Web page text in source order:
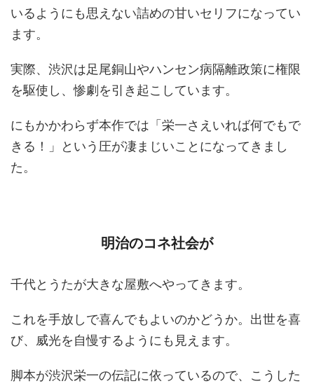
いるようにも思えない詰めの甘いセリフになってい
ます。
実際、渋沢は足尾銅山やハンセン病隔離政策に権限
を駆使し、惨劇を引き起こしています。
にもかかわらず本作では「栄一さえいれば何でもで
きる！」という圧が凄まじいことになってきまし
た。
明治のコネ社会が
千代とうたが大きな屋敷へやってきます。
これを手放しで喜んでもよいのかどうか。出世を喜
び、威光を自慢するようにも見えます。
脚本が渋沢栄一の伝記に依っているので、こうした